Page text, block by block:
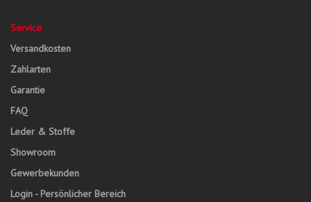
Service
Versandkosten
Zahlarten
Garantie
FAQ
Leder & Stoffe
Showroom
Gewerbekunden
Login - Persönlicher Bereich